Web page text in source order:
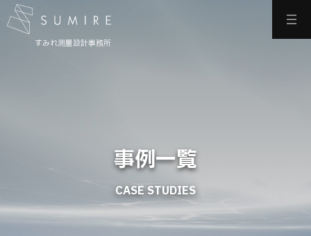
すみれ測量設計事務所
事例一覧
CASE STUDIES